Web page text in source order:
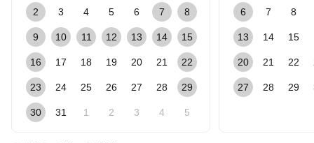
2 3 4 5 6 7 8
9 10 11 12 13 14 15
16 17 18 19 20 21 22
23 24 25 26 27 28 29
30 31 1 2 3 4 5
6 7 8
13 14 15
20 21 22
27 28 29